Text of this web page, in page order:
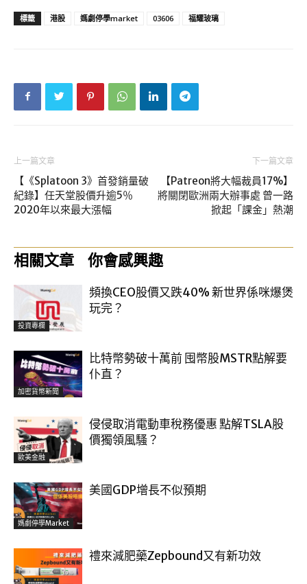
標籤 港股 媽劇停學market 03606 福耀玻璃
上一篇文章
【《Splatoon 3》首發銷量破
紀錄】任天堂股價升逾5％
2020年以來最大漲幅
下一篇文章
【Patreon將大幅裁員17%】
將關閉歐洲兩大辦事處 曾一路
掀起「課金」熱潮
相關文章 你會感興趣
投資專欄
頻換CEO股價又跌40% 新世界係咪爆煲
玩完？
加密貨幣新聞
比特幣勢破十萬前 囤幣股MSTR點解要
仆直？
歐美金融
侵侵取消電動車稅務優惠 點解TSLA股
價獨領風騷？
媽劇停學market
美國GDP增長不似預期
禮來減肥藥Zepbound又有新功效